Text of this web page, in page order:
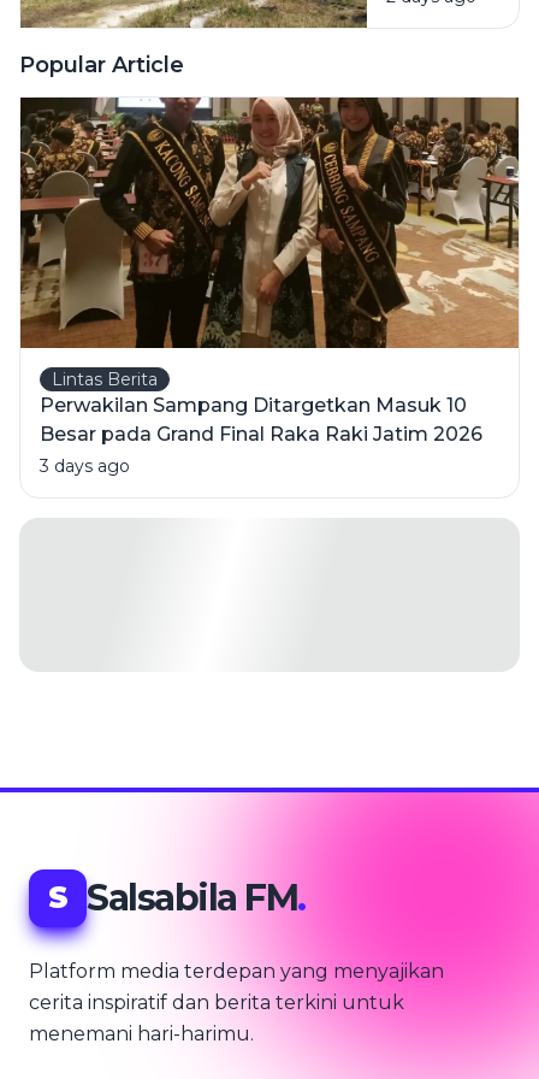
Dibangun
Dekat SD
Popular Article
Lintas Berita
Perwakilan Sampang Ditargetkan Masuk 10
Besar pada Grand Final Raka Raki Jatim 2026
3 days ago
S Salsabila FM.
Platform media terdepan yang menyajikan
cerita inspiratif dan berita terkini untuk
menemani hari-harimu.